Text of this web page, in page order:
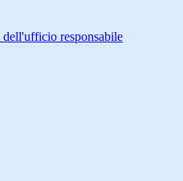
dell'ufficio responsabile